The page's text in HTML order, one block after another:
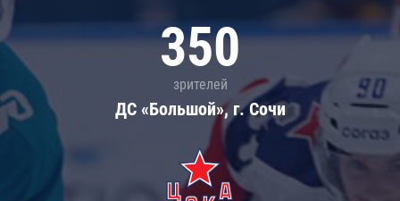
350
зрителей
ДС «Большой», г. Сочи